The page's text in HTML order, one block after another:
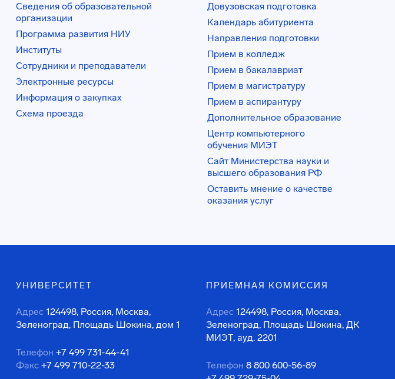
Сведения об образовательной
организации
Программа развития НИУ
Институты
Сотрудники и преподаватели
Электронные ресурсы
Информация о закупках
Схема проезда
Довузовская подготовка
Календарь абитуриента
Направления подготовки
Прием в колледж
Прием в бакалавриат
Прием в магистратуру
Прием в аспирантуру
Дополнительное образование
Центр компьютерного
обучения МИЭТ
Сайт Министерства науки и
высшего образования РФ
Оставить мнение о качестве
оказания услуг
УНИВЕРСИТЕТ
Адрес 124498, Россия, Москва,
Зеленоград, Площадь Шокина, дом 1
Телефон +7 499 731-44-41
Факс +7 499 710-22-33
ПРИЕМНАЯ КОМИССИЯ
Адрес 124498, Россия, Москва,
Зеленоград, Площадь Шокина, ДК
МИЭТ, ауд. 2201
Телефон 8 800 600-56-89